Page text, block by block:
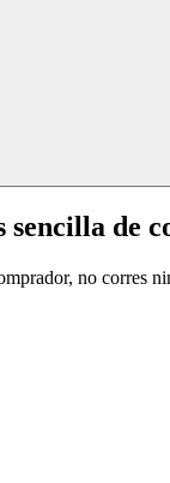
de
no corres